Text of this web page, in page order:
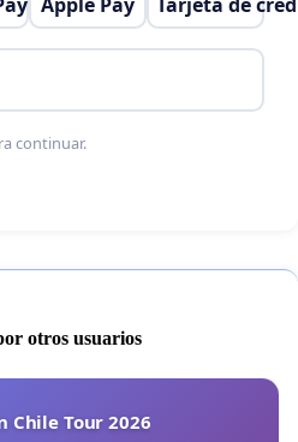
Apple Pay Tarjeta de
continuar.
otros usuarios
Chile Tour 2026